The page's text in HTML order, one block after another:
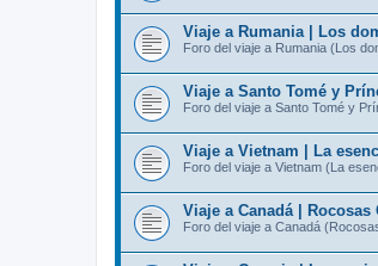
Viaje a Rumania | Los
Foro del viaje a Rumania (Los
Viaje a Santo Tomé y
Foro del viaje a Santo Tomé y
Viaje a Vietnam | La
Foro del viaje a Vietnam (La
Viaje a Canadá |
Foro del viaje a Canadá